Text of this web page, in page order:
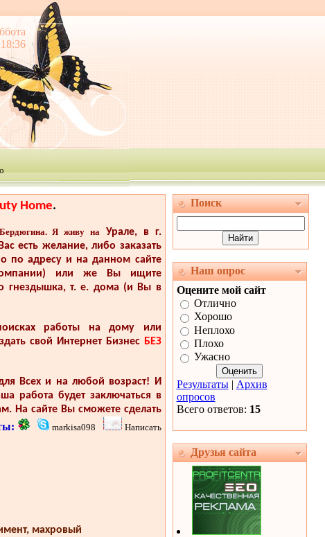
Home.
Я живу на Урале, в г.
есть желание, либо заказать
поадресу и на данном сайте
или же Вы ищите
гнездышка, т. е. дома (и Вы в
работы на дому или
свой Интернет Бизнес БЕЗ
Всех и на любой возраст! И
работа будет заключаться в
На сайте Вы сможете сделать
markisa098
Написать
махровый
Поиск
Наш опрос
Оцените мой сайт
Отлично
Хорошо
Неплохо
Плохо
Ужасно
Результаты| Архив
опросов
Всего ответов: 15
Друзья сайта